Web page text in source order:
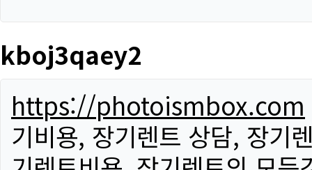
kboj3qaey2
https://photoismbox.com
기비용, 장기렌트 상담, 장기